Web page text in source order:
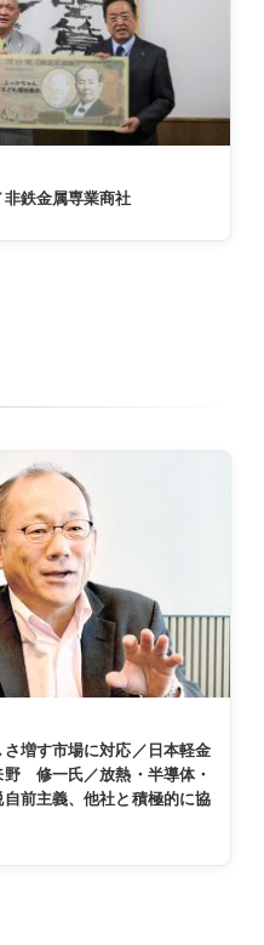
鉄金属専業商社
増す市場に対応／日本軽金
野 修一氏／放熱・半導体・
前主義、他社と積極的に協